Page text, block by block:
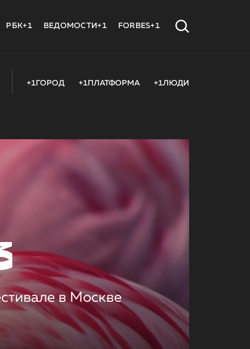
РБК+1 ВЕДОМОСТИ+1 FORBES+1
+1ГОРОД +1ПЛАТФОРМА +1ЛЮДИ
в Москве